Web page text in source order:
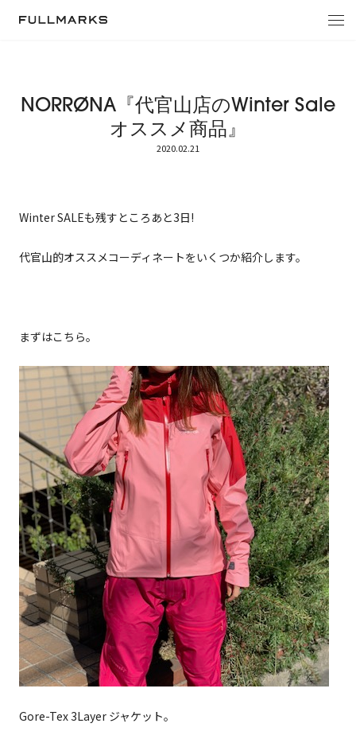
NORRØNA『代官山店のWinter Sale
オススメ商品』
2020.02.21
Winter SALEも残すところあと3日!
代官山的オススメコーディネートをいくつか紹介します。
まずはこちら。
Gore-Tex 3Layer ジャケット。